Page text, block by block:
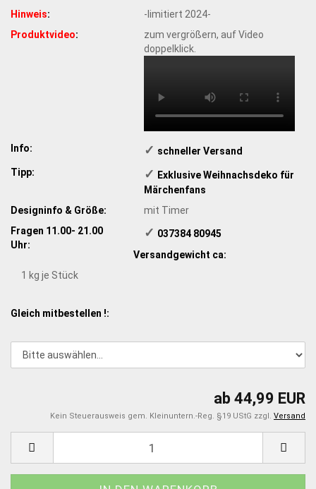
Hinweis:
-limitiert 2024-
Produktvideo:
zum vergrößern, auf Video
doppelklick.
Info: ✓ schneller Versand
Tipp:
✓ Exklusive Weihnachsdeko für
Märchenfans
Designinfo & Größe:
mit Timer
Fragen 11.00- 21.00
Uhr:
✓ ​ 037384 80945
Versandgewicht ca:
1 kg je Stück
Gleich mitbestellen !:
ab 44,99 EUR
Kein Steuerausweis gem. Kleinuntern.-Reg. §19 UStG zzgl. Versand